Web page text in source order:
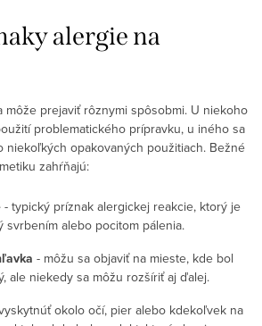
alergie na
môže prejaviť rôznymi spôsobmi. U niekoho
problematického prípravku, u iného sa
niekoľkých opakovaných použitiach. Bežné
zahŕňajú:
- typický príznak alergickej reakcie, ktorý je
svrbením alebo pocitom pálenia.
- môžu sa objaviť na mieste, kde bol
ale niekedy sa môžu rozšíriť aj ďalej.
okolo očí, pier alebo kdekoľvek na